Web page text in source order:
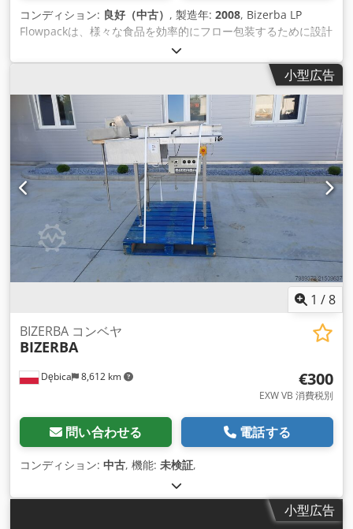
コンディション: 良好（中古） , 製造年: 2008, Bizerba LP
Flowpackは、様々な食品を効率的にフロー包装するために設計
されたコンパクトな包装機です。省スペース設計のため、小規
模な作業 やスペースの限られた場所に適しており、高いパフォ
ーマンスを発揮します。 フローパック技術により、密封された
保護フィルムで製品を包み、賞味期限を延長し、製品の鮮度を
維持します。 本機は、肉、チーズ、焼き菓子、その他の食品な
ど幅広い製品に対応し、さまざまな包装ニーズに対応します。
スライス、計量、ラベリング、その他の加工システムとの統合
も可能で、フル生産ラインのセットアップ効率を高めます。
Dwsdpfx Ajumlhwemgoa 寸法100 z 500 x H 500mm
小型広告
1 /8
Dębica 8,612 km
BIZERBA コンベヤ
BIZERBA
€300
EXW VB 消費税別
問い合わせる 電話する
コンディション: 中古, 機能: 未検証,
小型広告